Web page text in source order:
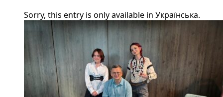
Sorry, this entry is only available in Українська.